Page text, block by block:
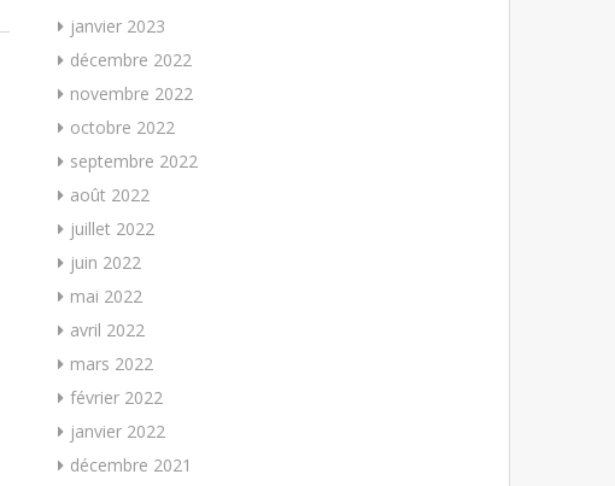
janvier 2023
décembre 2022
novembre 2022
octobre 2022
septembre 2022
août 2022
juillet 2022
juin 2022
mai 2022
avril 2022
mars 2022
février 2022
janvier 2022
décembre 2021